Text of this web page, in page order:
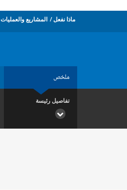
ماذا نفعل المشاريع والعمليات
ملخص
تفاصيل رئيسة